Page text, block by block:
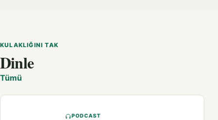
KULAKLIĞINI TAK
Dinle
Tümü
PODCAST